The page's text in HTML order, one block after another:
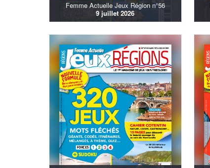
Femme Actuelle Jeux Région n°56
9 juillet 2026